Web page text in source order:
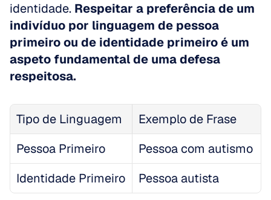
identidade. Respeitar a preferência de um
indivíduo por linguagem de pessoa
primeiro ou de identidade primeiro é um
aspeto fundamental de uma defesa
respeitosa.
Tipo de Linguagem
Exemplo de Frase
Pessoa Primeiro
Pessoa com autismo
Identidade Primeiro
Pessoa autista